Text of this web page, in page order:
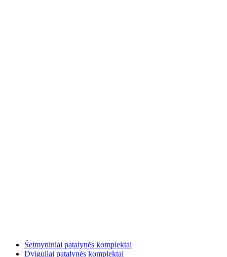
Šeimyniniai patalynės komplektai
Dviguliai patalynės komplektai